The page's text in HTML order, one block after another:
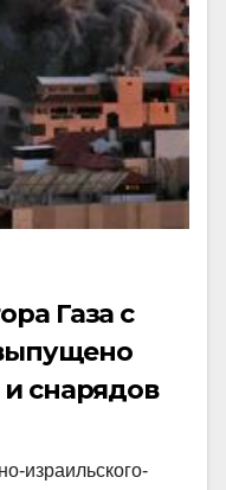
Газа с
и снарядов
израильского-